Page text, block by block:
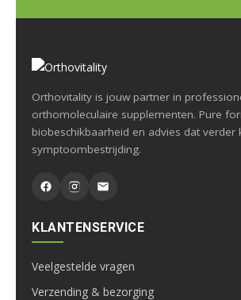
Orthovitality is jouw partner in
orthomoleculaire supplementen. Pure
biobeschikbaarheid en advies dat verder
symptoombestrijding.
KLANTENSERVICE
Veelgestelde vragen
Verzending & bezorging